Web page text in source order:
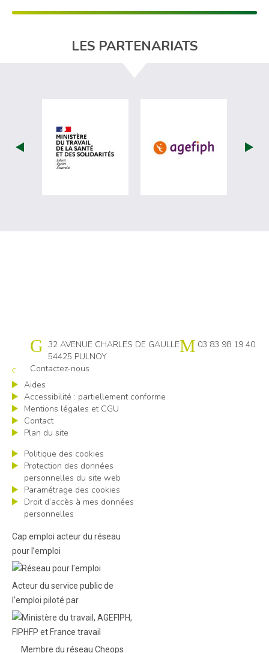
LES PARTENARIATS
visiter les site de Ministère du travail
visiter les
Cap emploi 54
32 AVENUE CHARLES DE GAULLE
54425 PULNOY
03 83 98 19 40
Contactez-nous
Aides
Accessibilité : partiellement conforme
Mentions légales et CGU
Contact
Plan du site
Politique des cookies
Protection des données
personnelles du site web
Paramétrage des cookies
Droit d’accès à mes données
personnelles
Cap emploi acteur du réseau
pour l’emploi
Acteur du service public de
l'emploi piloté par
Membre du réseau Cheops